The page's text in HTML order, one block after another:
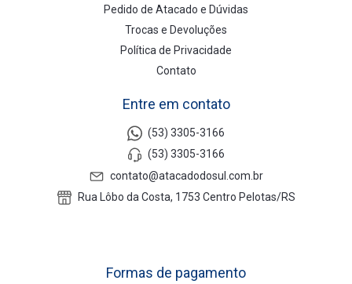
Pedido de Atacado e Dúvidas
Trocas e Devoluções
Política de Privacidade
Contato
Entre em contato
(53) 3305-3166
(53) 3305-3166
contato@atacadodosul.com.br
Rua Lôbo da Costa, 1753 Centro Pelotas/RS
Formas de pagamento